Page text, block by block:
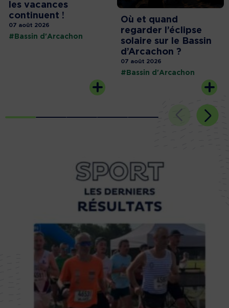
les vacances
continuent !
07 août 2026
#Bassin d'Arcachon
Où et quand
regarder l’éclipse
solaire sur le Bassin
d’Arcachon ?
07 août 2026
#Bassin d'Arcachon